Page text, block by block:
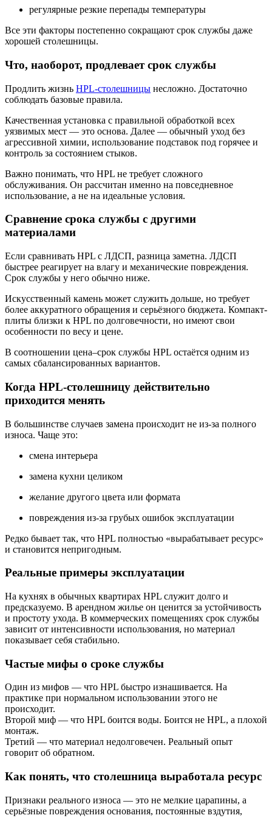
регулярные резкие перепады температуры
Все эти факторы постепенно сокращают срок службы даже
хорошей столешницы.
Что, наоборот, продлевает срок службы
Продлить жизнь HPL-столешницы несложно. Достаточно
соблюдать базовые правила.
Качественная установка с правильной обработкой всех
уязвимых мест — это основа. Далее — обычный уход без
агрессивной химии, использование подставок под горячее и
контроль за состоянием стыков.
Важно понимать, что HPL не требует сложного
обслуживания. Он рассчитан именно на повседневное
использование, а не на идеальные условия.
Сравнение срока службы с другими
материалами
Если сравнивать HPL с ЛДСП, разница заметна. ЛДСП
быстрее реагирует на влагу и механические повреждения.
Срок службы у него обычно ниже.
Искусственный камень может служить дольше, но требует
более аккуратного обращения и серьёзного бюджета. Компакт-
плиты близки к HPL по долговечности, но имеют свои
особенности по весу и цене.
В соотношении цена–срок службы HPL остаётся одним из
самых сбалансированных вариантов.
Когда HPL-столешницу действительно
приходится менять
В большинстве случаев замена происходит не из-за полного
износа. Чаще это:
смена интерьера
замена кухни целиком
желание другого цвета или формата
повреждения из-за грубых ошибок эксплуатации
Редко бывает так, что HPL полностью «вырабатывает ресурс»
и становится непригодным.
Реальные примеры эксплуатации
На кухнях в обычных квартирах HPL служит долго и
предсказуемо. В арендном жилье он ценится за устойчивость
и простоту ухода. В коммерческих помещениях срок службы
зависит от интенсивности использования, но материал
показывает себя стабильно.
Частые мифы о сроке службы
Один из мифов — что HPL быстро изнашивается. На
практике при нормальном использовании этого не
происходит.
Второй миф — что HPL боится воды. Боится не HPL, а плохой
монтаж.
Третий — что материал недолговечен. Реальный опыт
говорит об обратном.
Как понять, что столешница выработала ресурс
Признаки реального износа — это не мелкие царапины, а
серьёзные повреждения основания, постоянные вздутия,